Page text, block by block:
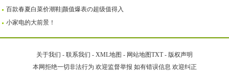
百款春夏白菜价潮鞋|颜值爆表の超级值得入
小家电的大前景！
关于我们 - 联系我们 - XML地图 - 网站地图TXT- 版权声明
本网拒绝一切非法行为 欢迎监督举报 如有错误信息 欢迎纠正